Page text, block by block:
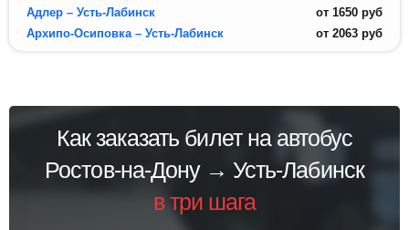
Адлер – Усть-Лабинск
от 1650 руб
Архипо-Осиповка – Усть-Лабинск
от 2063 руб
Как заказать билет на автобус
Ростов-на-Дону → Усть-Лабинск
в три шага